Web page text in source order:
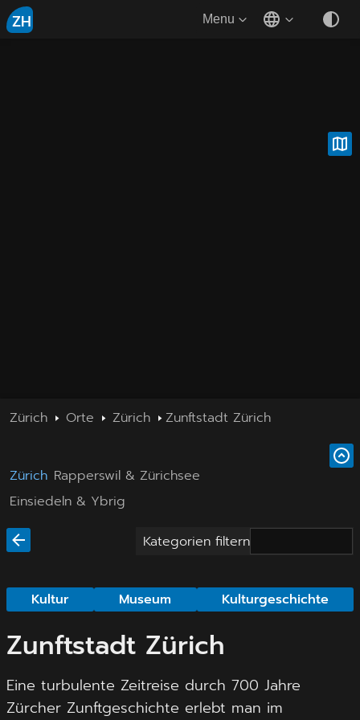
ZH Menu
Zürich Orte Zürich Zunftstadt Zürich
Zürich Rapperswil & Zürichsee
Einsiedeln & Ybrig
Kategorien filtern
Kultur Museum Kulturgeschichte
Zunftstadt Zürich
Eine turbulente Zeitreise durch 700 Jahre
Zürcher Zunftgeschichte erlebt man im